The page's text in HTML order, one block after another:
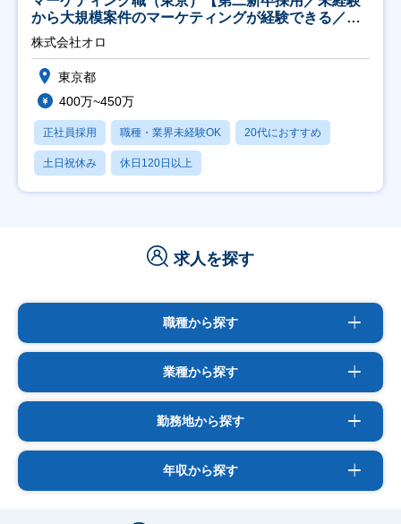
から大規模案件のマーケティングが経験できる／研
修充実】
株式会社オロ
東京都
400万~450万
正社員採用 職種・業界未経験OK 20代におすすめ
土日祝休み 休日120日以上
求人を探す
職種から探す
業種から探す
勤務地から探す
年収から探す